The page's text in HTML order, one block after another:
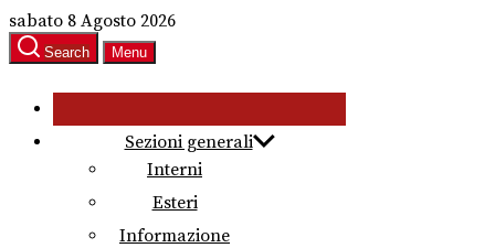
sabato 8 Agosto 2026
Search Menu
Sezioni generali
Interni
Esteri
Informazione